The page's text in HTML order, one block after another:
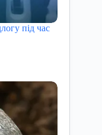
під час